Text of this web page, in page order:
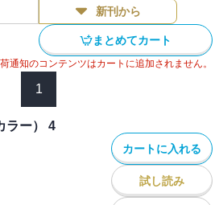
新刊から
まとめてカート
通知のコンテンツはカートに追加されません。
1
ラー） 4
カートに入れる
試し読み